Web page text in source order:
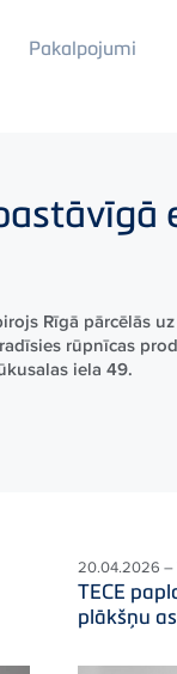
Pakalpojumi
Rīgā pārcēlās
rūpnīcas
iela 49.
20.04.2026 –
TECE
plākšņu